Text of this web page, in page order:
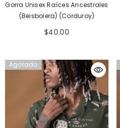
Gorra Unisex Raíces Ancestrales
(Beisbolera) (Corduroy)
$40.00
Agotado